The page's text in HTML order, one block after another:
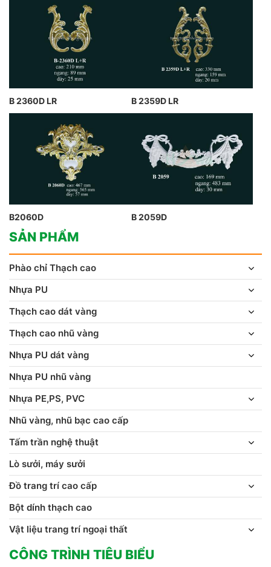
B 2360D LR B 2359D LR
B2060D B 2059D
SẢN PHẨM
Phào chỉ Thạch cao
Nhựa PU
Thạch cao dát vàng
Thạch cao nhũ vàng
Nhựa PU dát vàng
Nhựa PU nhũ vàng
Nhựa PE,PS, PVC
Nhũ vàng, nhũ bạc cao cấp
Tấm trần nghệ thuật
Lò sưởi, máy sưởi
Đồ trang trí cao cấp
Bột dính thạch cao
Vật liệu trang trí ngoại thất
CÔNG TRÌNH TIÊU BIỂU